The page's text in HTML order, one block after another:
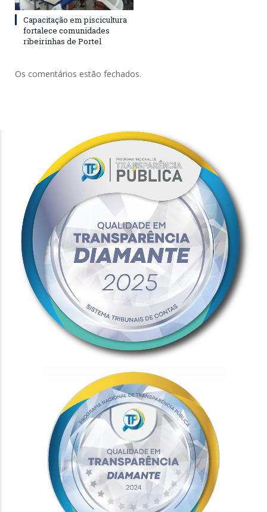
Capacitação em piscicultura
fortalece comunidades
ribeirinhas de Portel
Os comentários estão fechados.